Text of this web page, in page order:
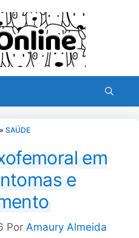
» SAÚDE
em
e
Por Amaury Almeida